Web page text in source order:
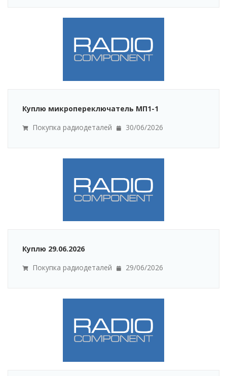
Куплю микропереключатель МП1-1
Покупка радиодеталей
30/06/2026
Куплю 29.06.2026
Покупка радиодеталей
29/06/2026